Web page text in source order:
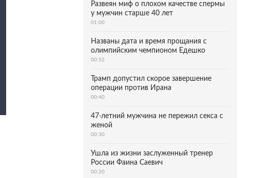
Развеян миф о плохом качестве спермы
у мужчин старше 40 лет
01:00
Названы дата и время прощания с
олимпийским чемпионом Едешко
00:52
Трамп допустил скорое завершение
операции против Ирана
00:40
47-летний мужчина не пережил секса с
женой
00:30
Ушла из жизни заслуженный тренер
России Фаина Саевич
00:20